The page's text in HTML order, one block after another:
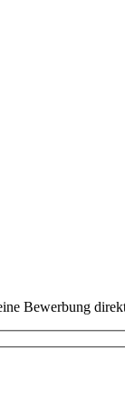
Bewerbung